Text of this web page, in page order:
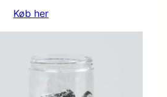
Køb her